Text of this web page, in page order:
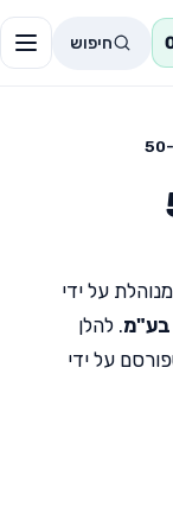
חיפוש
על ידי
בע"מ. להלן
על ידי